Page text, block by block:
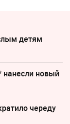
детям
новый
череду